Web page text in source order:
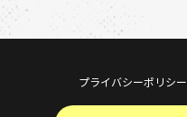
プライバシーポリシー